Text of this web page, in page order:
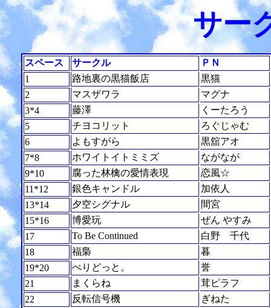
サー
スペース サークル
ＰＮ
1
路地裏の黒猫飯店
黒猫
2
マスザワラ
マグナ
3*4
藤澤
くーたろう
5
チヨコリット
ろぐじゃむ
6
よもすがら
黒舘アオ
7*8
ホワイトイトミミズ
ながなが
9*10
腐った林檎の愛情表現
恋風☆
11*12
銀色キャンドル
加依人
13*14
夕空シグナル
間宮
15*16
博愛玩
ぜん やすみ
17
To Be Continued
白野 千代
18
福梟
暮
19*20
ぺりどっと。
誉
21
まくらね
茸ピラフ
22
反転信号機
ぎねた